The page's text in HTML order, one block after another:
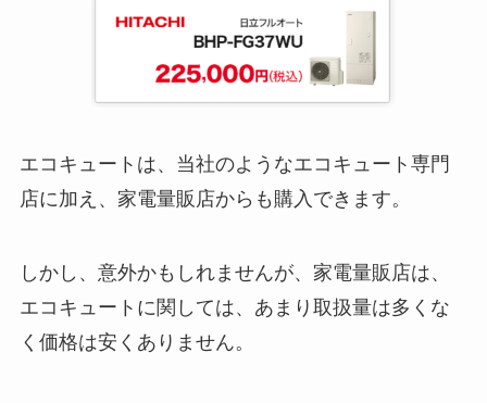
エコキュートは、当社のようなエコキュート専門
店に加え、家電量販店からも購入できます。
しかし、意外かもしれませんが、家電量販店は、
エコキュートに関しては、あまり取扱量は多くな
く価格は安くありません。